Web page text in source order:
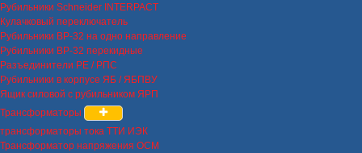
Рубильники Schneider INTERPACT
Кулачковый переключатель
Рубильники ВР-32 на одно направление
Рубильники ВР-32 перекидные
Разъединители РЕ / РПС
Рубильники в корпусе ЯБ / ЯБПВУ
Ящик силовой с рубильником ЯРП
Трансформаторы
трансформаторы тока ТТИ ИЭК
Трансформатор напряжения ОСМ